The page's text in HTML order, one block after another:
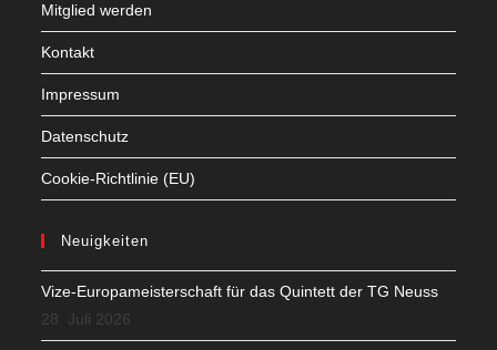
Mitglied werden
Kontakt
Impressum
Datenschutz
Cookie-Richtlinie (EU)
Neuigkeiten
Vize-Europameisterschaft für das Quintett der TG Neuss
28. Juli 2026